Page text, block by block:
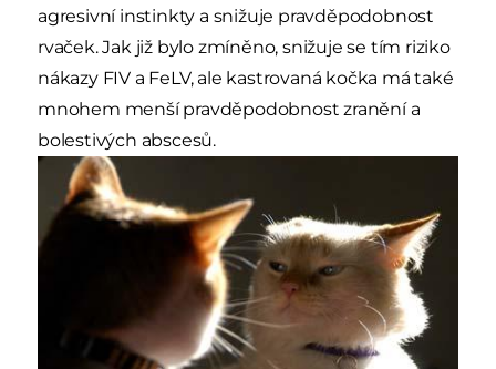
agresivní instinkty a snižuje pravděpodobnost
rvaček. Jak již bylo zmíněno, snižuje se tím riziko
nákazy FIV a FeLV, ale kastrovaná kočka má také
mnohem menší pravděpodobnost zranění a
bolestivých abscesů.